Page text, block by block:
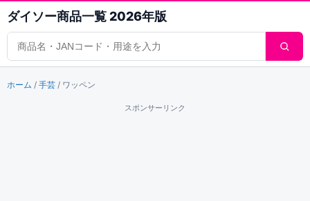
ダイソー商品一覧 2026年版
商品検索
ホーム / 手芸 / ワッペン
スポンサーリンク